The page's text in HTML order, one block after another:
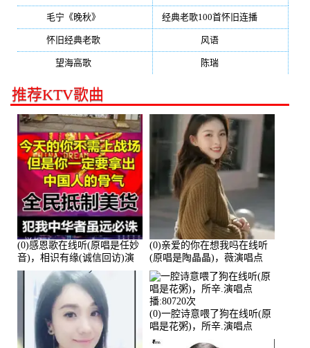
毛宁《晚秋》 经典老歌100首怀旧连播(134)
怀旧经典老歌 风语(132)
望海高歌 陈瑞(128)
推荐KTV歌曲
(0)感恩歌在线听(原唱是任妙
音)，相识有缘(诚信回访)演
唱点播:161288次
(0)亲爱的你在想我吗在线听
(原唱是陶晶晶)，薇演唱点
播:159722次
(0)一腔诗意喂了狗在线听(原
唱是花粥)，所辛.演唱点
播:80720次